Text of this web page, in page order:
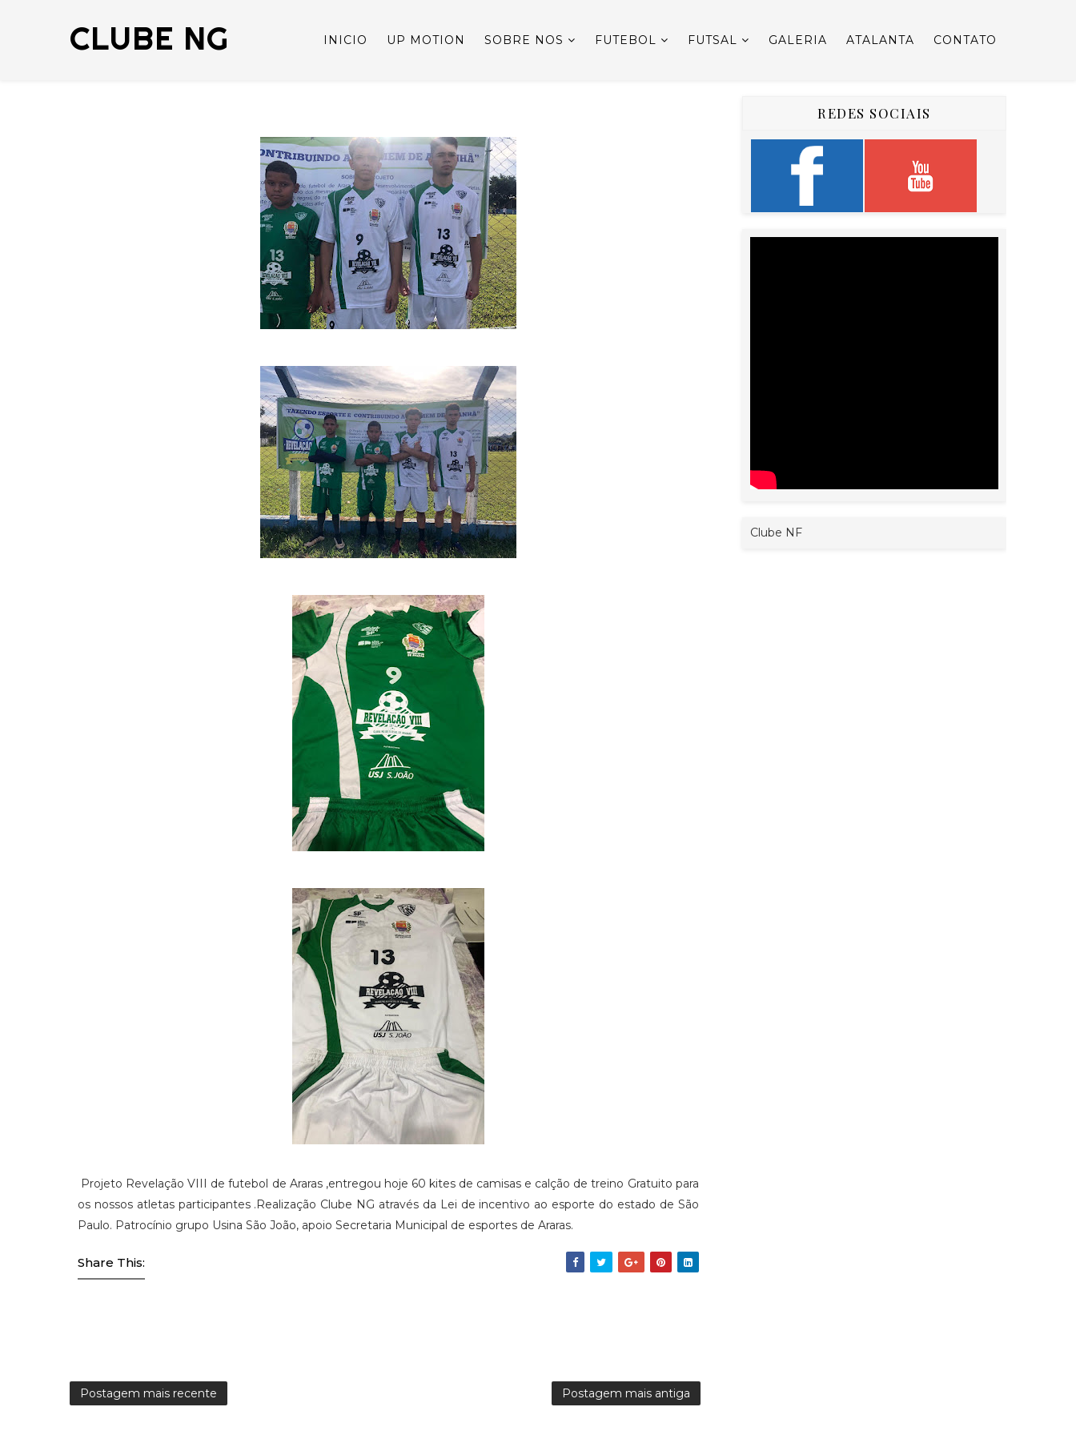
CLUBE NG INICIO UP MOTION SOBRE NOS FUTEBOL FUTSAL GALERIA ATALANTA CONTATO
Projeto Revelação VIII de futebol de Araras ,entregou hoje 60 kites de camisas e calção de treino Gratuito para
os nossos atletas participantes .Realização Clube NG através da Lei de incentivo ao esporte do estado de São
Paulo. Patrocínio grupo Usina São João, apoio Secretaria Municipal de esportes de Araras.
Share This:
Postagem mais recente Postagem mais antiga
REDES SOCIAIS
Clube NF